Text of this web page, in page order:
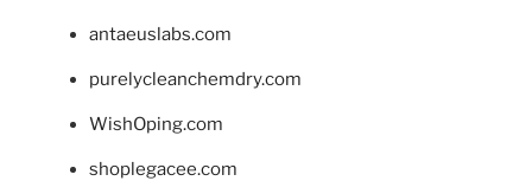
antaeuslabs.com
purelycleanchemdry.com
WishOping.com
shoplegacee.com